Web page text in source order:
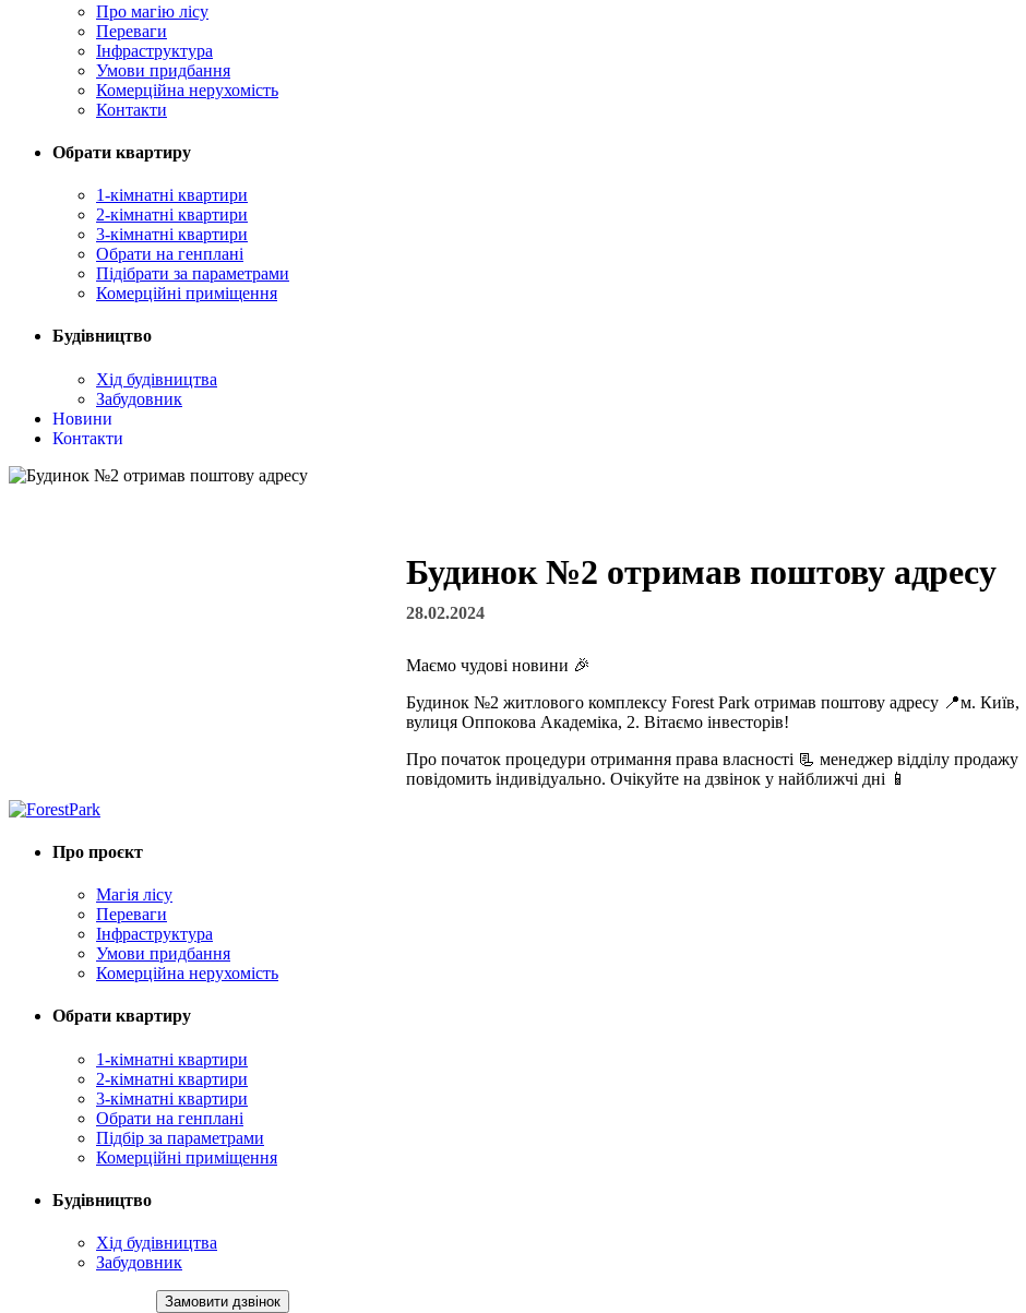
Про магію ліcу
Переваги
Інфраструктура
Умови придбання
Комерційна нерухомість
Контакти
Обрати квартиру
1-кімнатні квартири
2-кімнатні квартири
3-кімнатні квартири
Обрати на генплані
Підібрати за параметрами
Комерційні приміщення
Будівництво
Хід будівництва
Забудовник
Новини
Контакти
Будинок №2 отримав поштову адресу
28.02.2024
Маємо чудові новини 🎉
Будинок №2 житлового комплексу Forest Park отримав поштову адресу 📍м. Київ,
вулиця Оппокова Академіка, 2. Вітаємо інвесторів!
Про початок процедури отримання права власності 📃 менеджер відділу продажу
повідомить індивідуально. Очікуйте на дзвінок у найближчі дні 📱
Про проєкт
Магія лісу
Переваги
Інфраструктура
Умови придбання
Комерційна нерухомість
Обрати квартиру
1-кімнатні квартири
2-кімнатні квартири
3-кімнатні квартири
Обрати на генплані
Підбір за параметрами
Комерційні приміщення
Будівництво
Хід будівництва
Забудовник
Замовити дзвінок